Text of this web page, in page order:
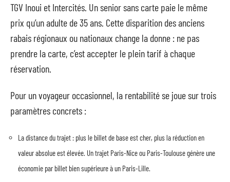
TGV Inoui et Intercités. Un senior sans carte paie le même
prix qu’un adulte de 35 ans. Cette disparition des anciens
rabais régionaux ou nationaux change la donne : ne pas
prendre la carte, c’est accepter le plein tarif à chaque
réservation.
Pour un voyageur occasionnel, la rentabilité se joue sur trois
paramètres concrets :
La distance du trajet : plus le billet de base est cher, plus la réduction en
valeur absolue est élevée. Un trajet Paris-Nice ou Paris-Toulouse génère une
économie par billet bien supérieure à un Paris-Lille.